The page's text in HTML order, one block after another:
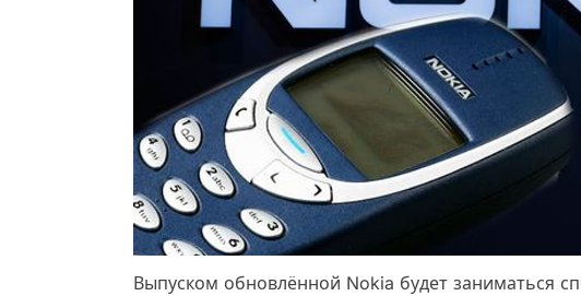
Выпуском обновлённой Nokia будет заниматься